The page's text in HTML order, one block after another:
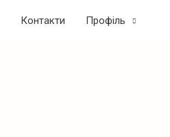
Контакти Профіль